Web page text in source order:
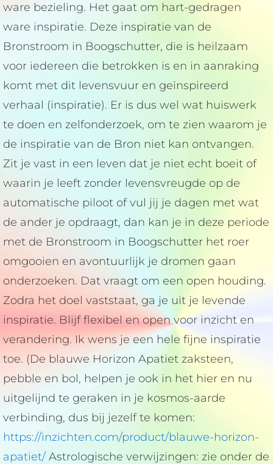
ware bezieling. Het gaat om hart-gedragen
ware inspiratie. Deze inspiratie van de
Bronstroom in Boogschutter, die is heilzaam
voor iedereen die betrokken is en in aanraking
komt met dit levensvuur en geïnspireerd
verhaal (inspiratie). Er is dus wel wat huiswerk
te doen en zelfonderzoek, om te zien waarom je
de inspiratie van de Bron niet kan ontvangen.
Zit je vast in een leven dat je niet echt boeit of
waarin je leeft zonder levensvreugde op de
automatische piloot of vul jij je dagen met wat
de ander je opdraagt, dan kan je in deze periode
met de Bronstroom in Boogschutter het roer
omgooien en avontuurlijk je dromen gaan
onderzoeken. Dat vraagt om een open houding.
Zodra het doel vaststaat, ga je uit je levende
inspiratie. Blijf flexibel en open voor inzicht en
verandering. Ik wens je een hele fijne inspiratie
toe. (De blauwe Horizon Apatiet zaksteen,
pebble en bol, helpen je ook in het hier en nu
uitgelijnd te geraken in je kosmos-aarde
verbinding, dus bij jezelf te komen:
https://inzichten.com/product/blauwe-horizon-
apatiet/Astrologische verwijzingen: zie onder de